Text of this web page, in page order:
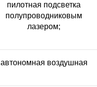
пилотная подсветка
полупроводниковым
лазером;
автономная воздушная